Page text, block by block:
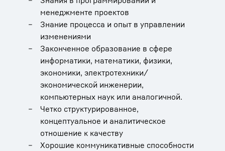
менеджменте проектов
Знание процесса и опыт в управлении
изменениями
Законченное образование в сфере
информатики, математики, физики,
экономики, электротехники/
экономической инженерии,
компьютерных наук или аналогичной.
Четко структурированное,
концептуальное и аналитическое
отношение к качеству
Хорошие коммуникативные способности